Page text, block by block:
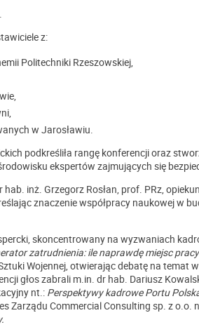
z:
Politechniki Rzeszowskiej,
w Jarosławiu.
podkreśliła rangę konferencji oraz
ekspertów zajmujących się
inż. Grzegorz Rosłan, prof. PRz,
znaczenie współpracy naukowej w
skoncentrowany na wyzwaniach
zatrudnienia: ile naprawdę miejsc
Wojennej, otwierając debatę na temat
głos zabrali m.in. dr hab. Dariusz
nt.: Perspektywy kadrowe Portu
Zarządu Commercial Consulting sp. z o.o.